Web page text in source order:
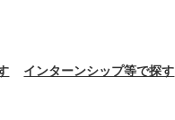
インターンシップ等で探す